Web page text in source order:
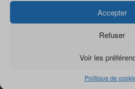
Accepter
Refuser
Voir les
Politique de